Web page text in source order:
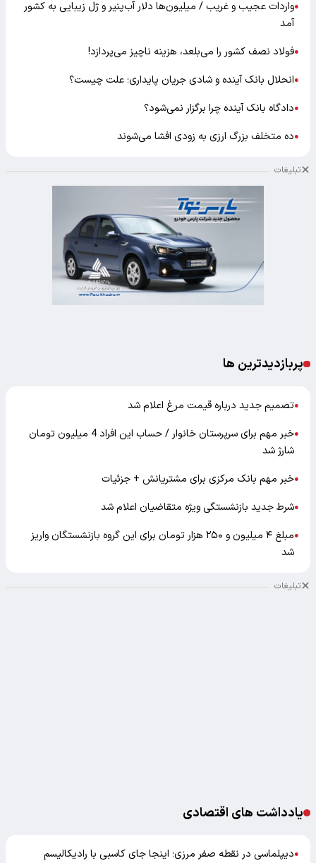
●واردات عجیب و غریب / میلیون‌ها دلار آب‌پنیر و ژل زیبایی به کشور
آمد
●فولاد نصف کشور را می‌بلعد، هزینه ناچیز می‌پردازد!
●انحلال بانک آینده و شادی جریان پایداری؛ علت چیست؟
●دادگاه بانک آینده چرا برگزار نمی‌شود؟
●ده متخلف بزرگ ارزی به زودی افشا می‌شوند
تبلیغات
پربازدیدترین ها
●تصمیم جدید درباره قیمت مرغ اعلام شد
●
خبر مهم برای سرپرستان خانوار / حساب این افراد 4 میلیون تومان
شارژ شد
●خبر مهم بانک مرکزی برای مشتریانش + جزئیات
●شرط جدید بازنشستگی ویژه متقاضیان اعلام شد
●
مبلغ ۴ میلیون و ۲۵۰ هزار تومان برای این گروه بازنشستگان واریز
شد
تبلیغات
یادداشت های اقتصادی
●دیپلماسی در نقطه صفر مرزی؛ اینجا جای کاسبی با رادیکالیسم